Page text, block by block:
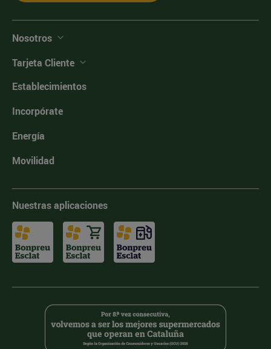
Nosotros
Tarjeta Cliente
Establecimientos
Incorpórate
Energía
Movilidad
Nuestras aplicaciones